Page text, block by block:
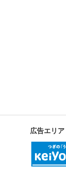
広告エリア